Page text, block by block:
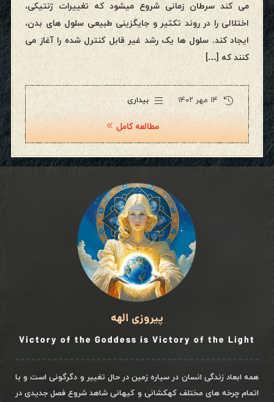
می کند سرطان زمانی شروع میشود که تغییرات ژنتیکی،
اختلالی را در روند تکثیر و جایگزینی طبیعی سلول های بدن،
ایجاد کند. سلول ها یک رشد غیر قابل کنترل شده را آغاز می
کنند که […]
۱۴ مهر ۱۴۰۲ بیداری
مطالعه کامل
پیروزی الهه
Victory of the Goddess is Victory of the Light
همه ابعاد زندگی انسان در سیاره زمین در حال تغییر و دگرگونی است و با
اتمام چرخه های مختلف کهکشانی و کیهانی شاهد شروع فصل جدیدی در